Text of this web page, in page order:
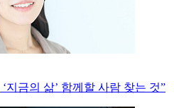
지금의 삶’ 함께할 사람 찾는 것”